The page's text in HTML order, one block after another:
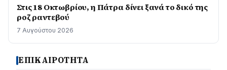
Στις 18 Οκτωβρίου, η Πάτρα δίνει ξανά το δικό της
ροζ ραντεβού
7 Αυγούστου 2026
ΕΠΙΚΑΙΡΟΤΗΤΑ